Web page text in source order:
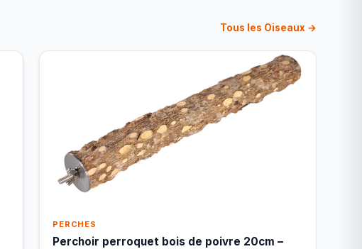
Tous les Oiseaux →
PERCHES
Perchoir perroquet bois de poivre 20cm –